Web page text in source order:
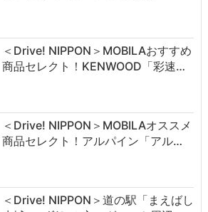
＜Drive! NIPPON＞MOBILAおすすめ
商品セレクト！KENWOOD「彩速…
＜Drive! NIPPON＞MOBILAオススメ
商品セレクト！アルパイン「アル…
＜Drive! NIPPON＞道の駅「まえばし